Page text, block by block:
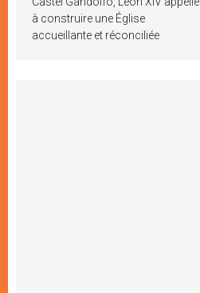
à construire une Église
accueillante et réconciliée